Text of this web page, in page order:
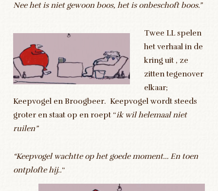
Nee het is niet gewoon boos, het is onbeschoft boos.”
Twee LL spelen
het verhaal in de
kring uit , ze
zitten tegenover
elkaar;
Keepvogel en Broogbeer. Keepvogel wordt steeds
groter en staat op en roept “ik wil helemaal niet
ruilen”
“Keepvogel wachtte op het goede moment… En toen
ontplofte hij..“